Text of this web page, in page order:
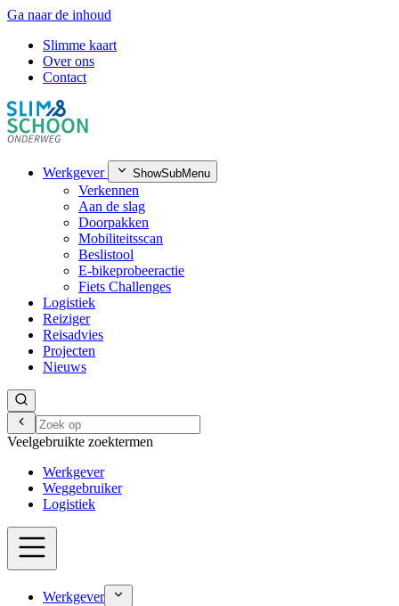
Ga naar de inhoud
Slimme kaart
Over ons
Contact
Werkgever ShowSubMenu
Verkennen
Aan de slag
Doorpakken
Mobiliteitsscan
Beslistool
E-bikeprobeeractie
Fiets Challenges
Logistiek
Reiziger
Reisadvies
Projecten
Nieuws
Veelgebruikte zoektermen
Werkgever
Weggebruiker
Logistiek
Werkgever